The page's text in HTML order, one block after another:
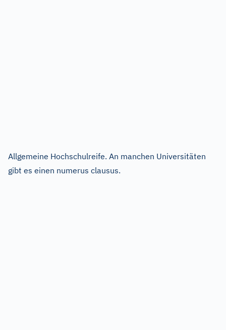
Allgemeine Hochschulreife. An manchen Universitäten
gibt es einen numerus clausus.